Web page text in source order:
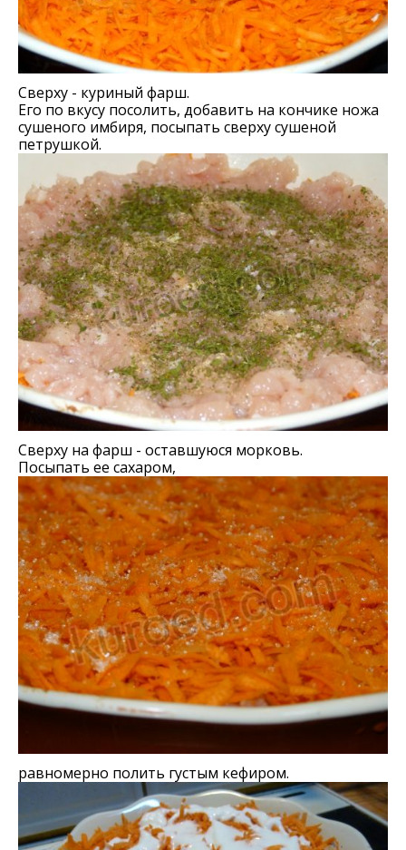
Сверху - куриный фарш.
Его по вкусу посолить, добавить на кончике ножа
сушеного имбиря, посыпать сверху сушеной
петрушкой.
Сверху на фарш - оставшуюся морковь.
Посыпать ее сахаром,
равномерно полить густым кефиром.